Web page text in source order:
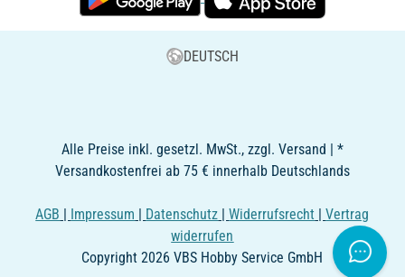
DEUTSCH
Alle Preise inkl. gesetzl. MwSt., zzgl. Versand | *
Versandkostenfrei ab 75 € innerhalb Deutschlands
AGB | Impressum | Datenschutz |Widerrufsrecht |Vertrag
widerrufen
Copyright 2026 VBS Hobby Service GmbH